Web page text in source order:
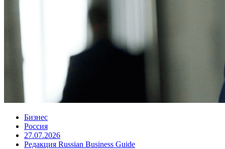
Бизнес
Россия
27.07.2026
Редакция Russian Business Guide